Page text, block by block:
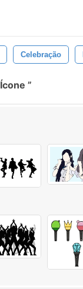
Celebração
Ícone